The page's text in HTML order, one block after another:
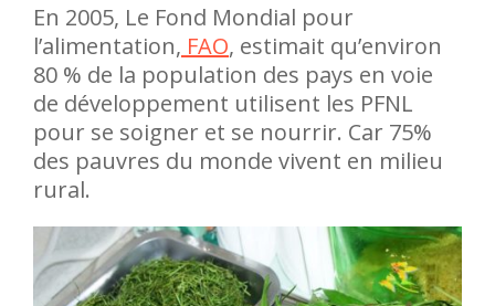
En 2005, Le Fond Mondial pour
l’alimentation, FAO, estimait qu’environ
80 % de la population des pays en voie
de développement utilisent les PFNL
pour se soigner et se nourrir. Car 75%
des pauvres du monde vivent en milieu
rural.